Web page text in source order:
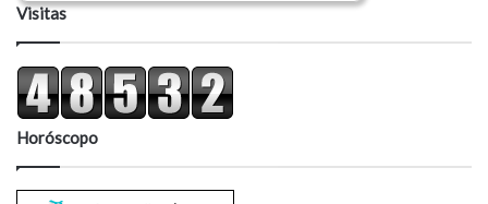
Visitas
Horóscopo